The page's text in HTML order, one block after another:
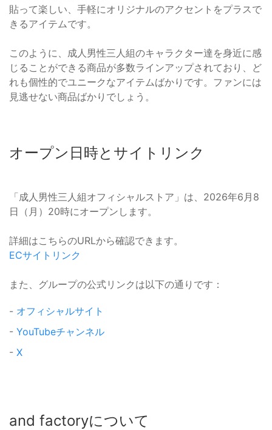
貼って楽しい、手軽にオリジナルのアクセントをプラスで
きるアイテムです。
このように、成人男性三人組のキャラクター達を身近に感
じることができる商品が多数ラインアップされており、ど
れも個性的でユニークなアイテムばかりです。ファンには
見逃せない商品ばかりでしょう。
オープン日時とサイトリンク
「成人男性三人組オフィシャルストア」は、2026年6月8
日（月）20時にオープンします。
詳細はこちらのURLから確認できます。
ECサイトリンク
また、グループの公式リンクは以下の通りです：
- オフィシャルサイト
- YouTubeチャンネル
- X
and factoryについて